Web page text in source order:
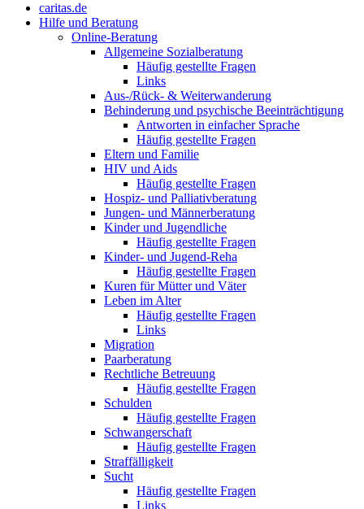
caritas.de
Hilfe und Beratung
Online-Beratung
Allgemeine Sozialberatung
Häufig gestellte Fragen
Links
Aus-/Rück- & Weiterwanderung
Behinderung und psychische Beeinträchtigung
Antworten in einfacher Sprache
Häufig gestellte Fragen
Eltern und Familie
HIV und Aids
Häufig gestellte Fragen
Hospiz- und Palliativberatung
Jungen- und Männerberatung
Kinder und Jugendliche
Häufig gestellte Fragen
Kinder- und Jugend-Reha
Häufig gestellte Fragen
Kuren für Mütter und Väter
Leben im Alter
Häufig gestellte Fragen
Links
Migration
Paarberatung
Rechtliche Betreuung
Häufig gestellte Fragen
Schulden
Häufig gestellte Fragen
Schwangerschaft
Häufig gestellte Fragen
Straffälligkeit
Sucht
Häufig gestellte Fragen
Links